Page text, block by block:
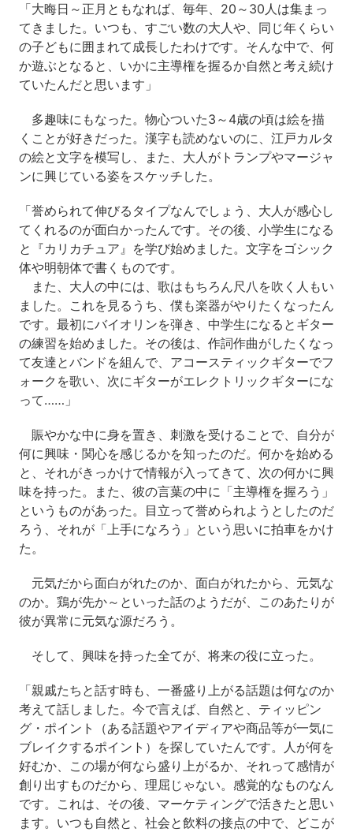
「大晦日～正月ともなれば、毎年、20～30人は集まっ
てきました。いつも、すごい数の大人や、同じ年くらい
の子どもに囲まれて成長したわけです。そんな中で、何
か遊ぶとなると、いかに主導権を握るか自然と考え続け
ていたんだと思います」
多趣味にもなった。物心ついた3～4歳の頃は絵を描
くことが好きだった。漢字も読めないのに、江戸カルタ
の絵と文字を模写し、また、大人がトランプやマージャ
ンに興じている姿をスケッチした。
「誉められて伸びるタイプなんでしょう、大人が感心し
てくれるのが面白かったんです。その後、小学生になる
と『カリカチュア』を学び始めました。文字をゴシック
体や明朝体で書くものです。
また、大人の中には、歌はもちろん尺八を吹く人もい
ました。これを見るうち、僕も楽器がやりたくなったん
です。最初にバイオリンを弾き、中学生になるとギター
の練習を始めました。その後は、作詞作曲がしたくなっ
て友達とバンドを組んで、アコースティックギターでフ
ォークを歌い、次にギターがエレクトリックギターにな
って……」
賑やかな中に身を置き、刺激を受けることで、自分が
何に興味・関心を感じるかを知ったのだ。何かを始める
と、それがきっかけで情報が入ってきて、次の何かに興
味を持った。また、彼の言葉の中に「主導権を握ろう」
というものがあった。目立って誉められようとしたのだ
ろう、それが「上手になろう」という思いに拍車をかけ
た。
元気だから面白がれたのか、面白がれたから、元気な
のか。鶏が先か～といった話のようだが、このあたりが
彼が異常に元気な源だろう。
そして、興味を持った全てが、将来の役に立った。
「親戚たちと話す時も、一番盛り上がる話題は何なのか
考えて話しました。今で言えば、自然と、ティッピン
グ・ポイント（ある話題やアイディアや商品等が一気に
ブレイクするポイント）を探していたんです。人が何を
好むか、この場が何なら盛り上がるか、それって感情が
創り出すものだから、理屈じゃない。感覚的なものなん
です。これは、その後、マーケティングで活きたと思い
ます。いつも自然と、社会と飲料の接点の中で、どこが